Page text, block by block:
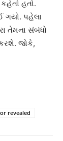
હતો.
ગયો. પહેલા
તેમના સંબંધો
જોકે,
revealed